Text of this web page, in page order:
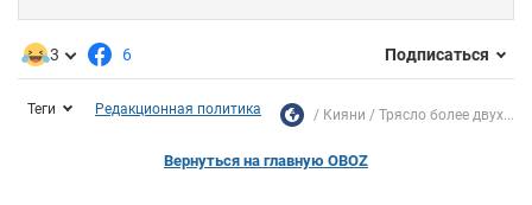
3 6 Подписаться
Теги Редакционная политика Кияни Трясло более двух...
Вернуться на главную OBOZ